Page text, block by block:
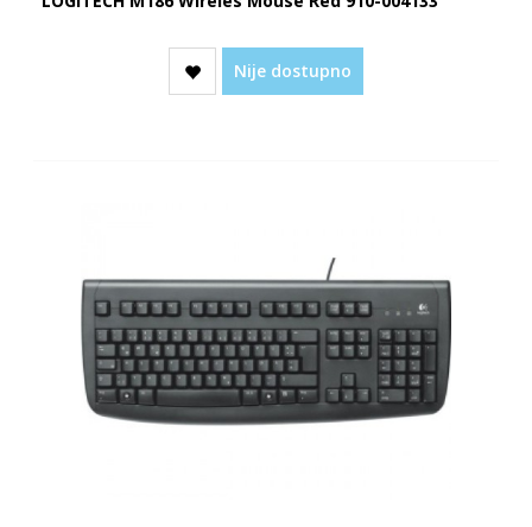
Nije dostupno